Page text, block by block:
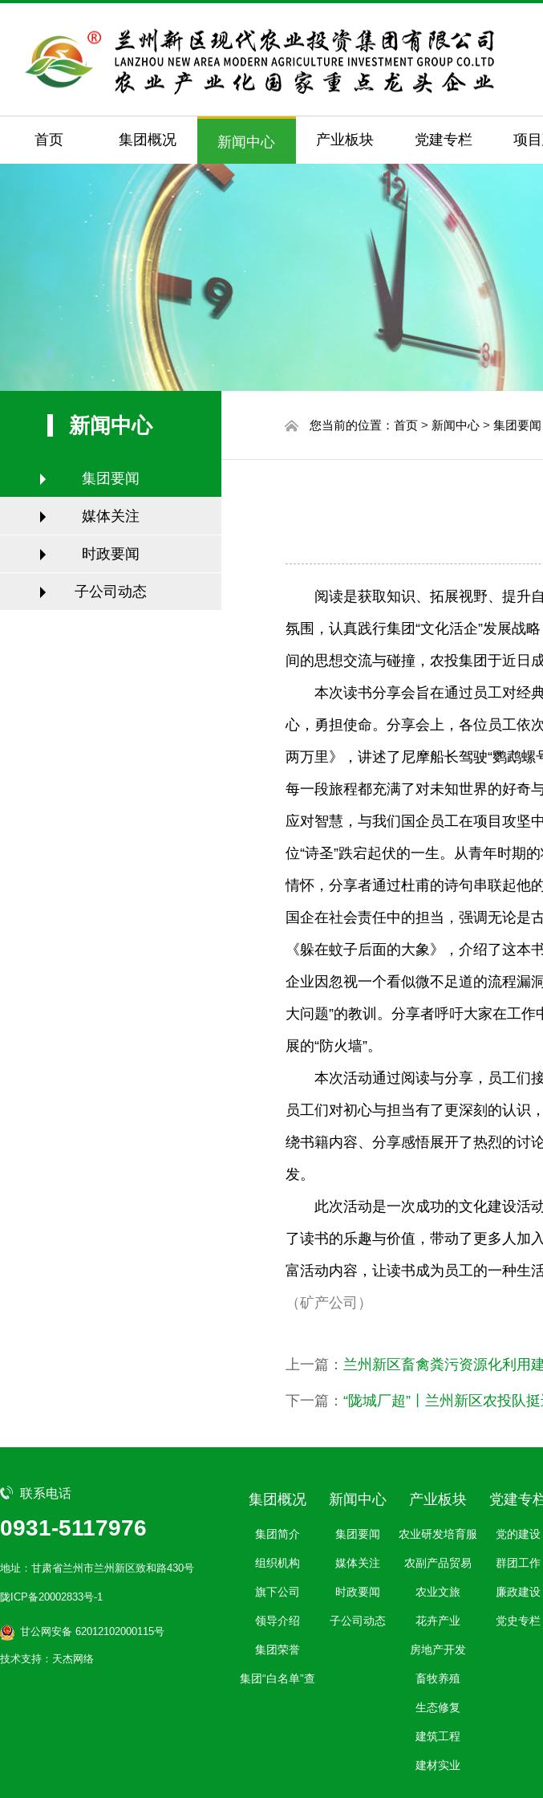
首页 集团概况 新闻中心 产业板块 党建专栏 项
新闻中心
集团要闻
媒体关注
时政要闻
子公司动态
您当前的位置：首页 > 新闻中心 > 集团要闻
阅读是获取知识、拓展视野、提升
氛围，认真践行集团“文化活企”发展战
间的思想交流与碰撞，农投集团于近日
本次读书分享会旨在通过员工对经
心，勇担使命。分享会上，各位员工依
两万里》，讲述了尼摩船长驾驶“鹦鹉
每一段旅程都充满了对未知世界的好奇
应对智慧，与我们国企员工在项目攻坚
位“诗圣”跌宕起伏的一生。从青年时期
情怀，分享者通过杜甫的诗句串联起他
国企在社会责任中的担当，强调无论是
《躲在蚊子后面的大象》，介绍了这
企业因忽视一个看似微不足道的流程漏
大问题”的教训。分享者呼吁大家在工
展的“防火墙”。
本次活动通过阅读与分享，员工们
员工们对初心与担当有了更深刻的认识
绕书籍内容、分享感悟展开了热烈的讨
发。
此次活动是一次成功的文化建设活
了读书的乐趣与价值，带动了更多人加
富活动内容，让读书成为员工的一种生
（矿产公司）
上一篇： 兰州新区畜禽粪污资源化利用
下一篇： “陇城厂超”丨兰州新区农投队
联系电话
0931-5117976
地址：甘肃省兰州市兰州新区致和路430号
陇ICP备20002833号-1
甘公网安备 62012102000115号
技术支持：天杰网络
集团概况
集团简介
组织机构
旗下公司
领导介绍
集团荣誉
集团“白名单”查
新闻中心
集团要闻
媒体关注
时政要闻
子公司动态
产业板块
农业研发培育服
务
农副产品贸易
农业文旅
花卉产业
房地产开发
畜牧养殖
生态修复
建筑工程
建材实业
党建专
党的建设
群团工作
廉政建设
党史专栏